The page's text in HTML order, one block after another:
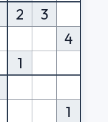
2
3
4
1
1